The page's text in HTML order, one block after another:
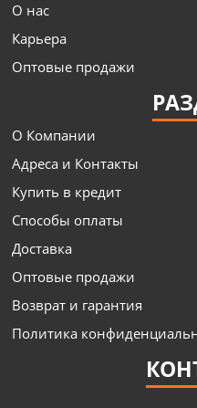
О нас
Карьера
Оптовые продажи
О Компании
Адреса и Контакты
Купить в кредит
Способы оплаты
Доставка
Оптовые продажи
Возврат и гарантия
Политика